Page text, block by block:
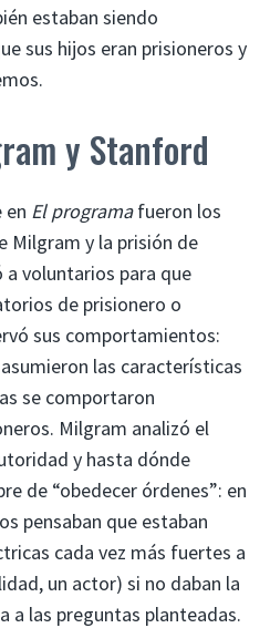
estaban siendo
sus hijos eran prisioneros y
y Stanford
en El programafueron los
Milgram y la prisión de
voluntarios para que
de prisionero o
sus comportamientos:
las características
se comportaron
Milgram analizó el
y hasta dónde
de “obedecer órdenes”: en
pensaban que estaban
cada vez más fuertes a
un actor) si no daban la
a las preguntas planteadas.